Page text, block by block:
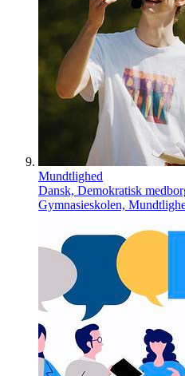
Mundtlighed
Dansk, Demokratisk
Gymnasieskolen,